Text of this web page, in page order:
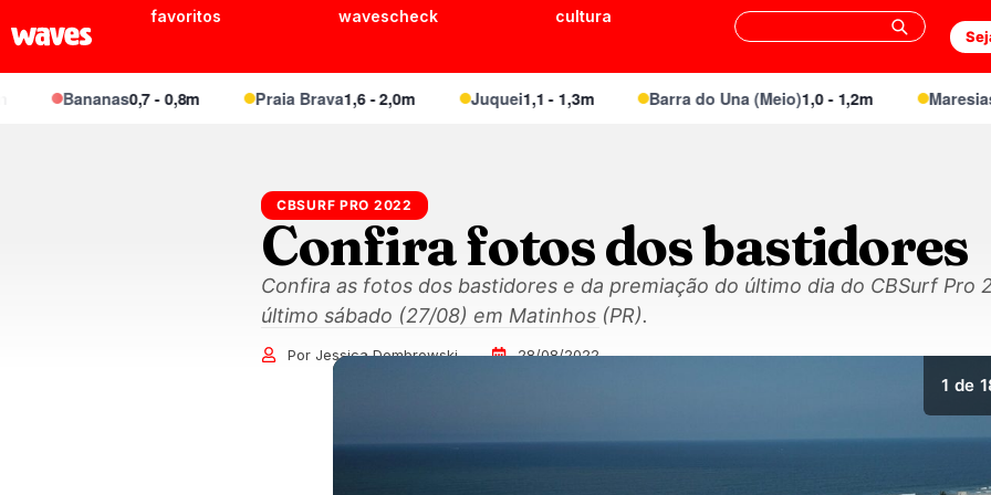
favoritos wavescheck cultura
Bananas0,7 - 0,8m Praia Brava1,6 - 2,0m Juquei1,1 - 1,3m Barra do Una (Meio)1,0 - 1,2m Maresias
CBSURF PRO 2022
Confira fotos dos bastidores
Confira as fotos dos bastidores e da premiação do último dia do CBSurf Pro
último sábado (27/08) em Matinhos (PR).
Por Jessica Dombrowski 28/08/2022
1 de